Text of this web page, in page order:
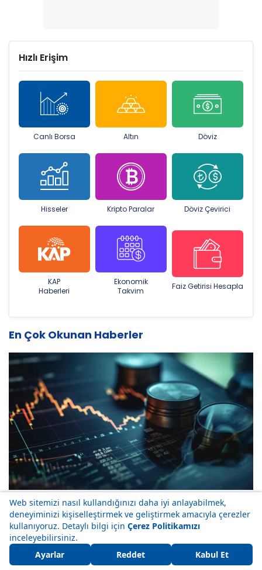
Hızlı Erişim
Canlı Borsa Altın Döviz
Hisseler Kripto Paralar Döviz Çevirici
KAP
Haberleri
Ekonomik
Takvim
Faiz Getirisi Hesapla
En Çok Okunan Haberler
Piyasanın nabzı: Borsa İstanbul ve küresel
piyasalarda gün başlarken (7 Ağustos)